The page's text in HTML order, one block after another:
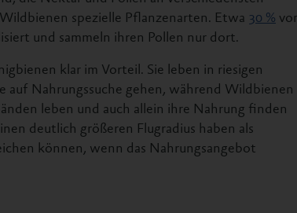
spezielle Pflanzenarten. Etwa
30 %
und sammeln ihren Pollen nur dort.
klar im Vorteil. Sie leben in riesigen
Nahrungssuche gehen, während Wildbienen
leben und auch allein ihre Nahrung finden
deutlich größeren Flugradius haben als
können, wenn das Nahrungsangebot